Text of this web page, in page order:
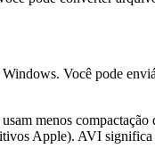
Você pode
menos
Apple). AVI